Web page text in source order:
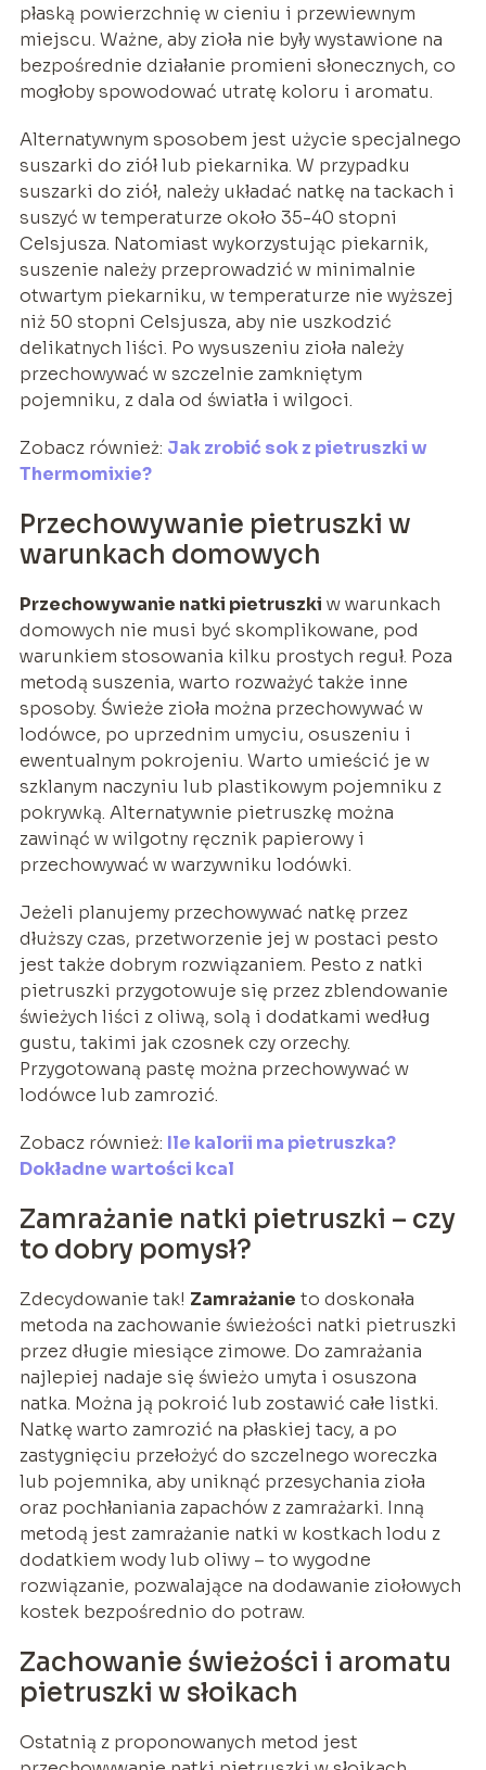
płaską powierzchnię w cieniu i przewiewnym
miejscu. Ważne, aby zioła nie były wystawione na
bezpośrednie działanie promieni słonecznych, co
mogłoby spowodować utratę koloru i aromatu.
Alternatywnym sposobem jest użycie specjalnego
suszarki do ziół lub piekarnika. W przypadku
suszarki do ziół, należy układać natkę na tackach i
suszyć w temperaturze około 35-40 stopni
Celsjusza. Natomiast wykorzystując piekarnik,
suszenie należy przeprowadzić w minimalnie
otwartym piekarniku, w temperaturze nie wyższej
niż 50 stopni Celsjusza, aby nie uszkodzić
delikatnych liści. Po wysuszeniu zioła należy
przechowywać w szczelnie zamkniętym
pojemniku, z dala od światła i wilgoci.
Zobacz również: Jak zrobić sok z pietruszki w
Thermomixie?
Przechowywanie pietruszki w
warunkach domowych
Przechowywanie natki pietruszki w warunkach
domowych nie musi być skomplikowane, pod
warunkiem stosowania kilku prostych reguł. Poza
metodą suszenia, warto rozważyć także inne
sposoby. Świeże zioła można przechowywać w
lodówce, po uprzednim umyciu, osuszeniu i
ewentualnym pokrojeniu. Warto umieścić je w
szklanym naczyniu lub plastikowym pojemniku z
pokrywką. Alternatywnie pietruszkę można
zawinąć w wilgotny ręcznik papierowy i
przechowywać w warzywniku lodówki.
Jeżeli planujemy przechowywać natkę przez
dłuższy czas, przetworzenie jej w postaci pesto
jest także dobrym rozwiązaniem. Pesto z natki
pietruszki przygotowuje się przez zblendowanie
świeżych liści z oliwą, solą i dodatkami według
gustu, takimi jak czosnek czy orzechy.
Przygotowaną pastę można przechowywać w
lodówce lub zamrozić.
Zobacz również: Ile kalorii ma pietruszka?
Dokładne wartości kcal
Zamrażanie natki pietruszki – czy
to dobry pomysł?
Zdecydowanie tak! Zamrażanie to doskonała
metoda na zachowanie świeżości natki pietruszki
przez długie miesiące zimowe. Do zamrażania
najlepiej nadaje się świeżo umyta i osuszona
natka. Można ją pokroić lub zostawić całe listki.
Natkę warto zamrozić na płaskiej tacy, a po
zastygnięciu przełożyć do szczelnego woreczka
lub pojemnika, aby uniknąć przesychania zioła
oraz pochłaniania zapachów z zamrażarki. Inną
metodą jest zamrażanie natki w kostkach lodu z
dodatkiem wody lub oliwy – to wygodne
rozwiązanie, pozwalające na dodawanie ziołowych
kostek bezpośrednio do potraw.
Zachowanie świeżości i aromatu
pietruszki w słoikach
Ostatnią z proponowanych metod jest